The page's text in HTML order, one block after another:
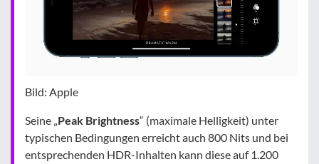
Bild: Apple
Seine „Peak Brightness“ (maximale Helligkeit) unter
typischen Bedingungen erreicht auch 800 Nits und bei
entsprechenden HDR-Inhalten kann diese auf 1.200